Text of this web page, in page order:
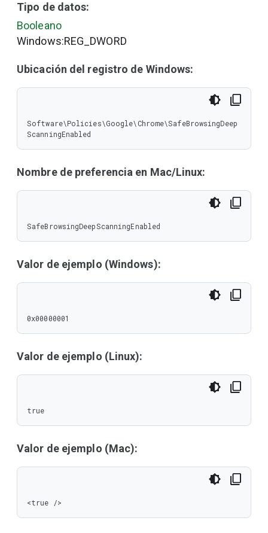
Tipo de datos:
Booleano
Windows:REG_DWORD
Ubicación del registro de Windows:
Software\Policies\Google\Chrome\SafeBrowsingDeep
ScanningEnabled
Nombre de preferencia en Mac/Linux:
SafeBrowsingDeepScanningEnabled
Valor de ejemplo (Windows):
0x00000001
Valor de ejemplo (Linux):
true
Valor de ejemplo (Mac):
<true />